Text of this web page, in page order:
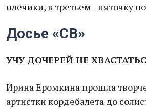
плечики, в третьем - пяточку
Досье «СВ»
УЧУ ДОЧЕРЕЙ НЕ
Ирина Еромкина прошла
артистки кордебалета до